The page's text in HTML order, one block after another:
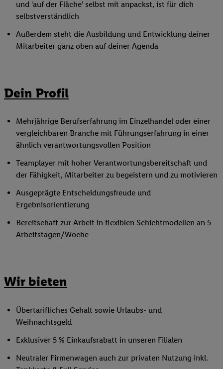
und 'auf der Fläche' selbst mit anpackst, ist für dich
selbstverständlich
Außerdem steht die Ausbildung und Entwicklung deiner
Mitarbeiter ganz oben auf deiner Agenda
Dein Profil
Mehrjährige Berufserfahrung im Einzelhandel oder einer
vergleichbaren Branche mit Führungserfahrung in einer
ähnlich verantwortungsvollen Position
Teamplayer mit hoher Verantwortungsbereitschaft und
der Fähigkeit, Mitarbeiter zu begeistern und zu motivieren
Ausgeprägte Entscheidungsfreude und
Ergebnisorientierung
Bereitschaft zur Arbeit in flexiblen Schichtmodellen an 5
Arbeitstagen/Woche
Wir bieten
Übertarifliches Gehalt sowie Urlaubs- und
Weihnachtsgeld
Exklusiver 5 % Einkaufsrabatt in unseren Filialen
Neutraler Firmenwagen auch zur privaten Nutzung inkl.